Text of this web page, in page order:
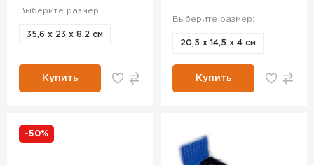
Выберите размер:
35,6 х 23 х 8,2 см
Купить
Выберите размер:
20,5 х 14,5 х 4 см
Купить
-50%